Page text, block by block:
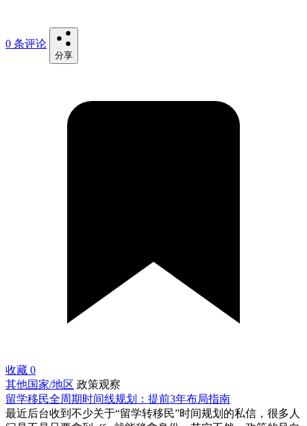
0 条评论
分享
收藏 0
其他国家/地区 政策观察
留学移民全周期时间线规划：提前3年布局指南
最近后台收到不少关于“留学转移民”时间规划的私信，很多人